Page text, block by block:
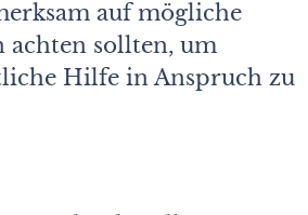
auf mögliche
achten sollten, um
Hilfe in Anspruch zu